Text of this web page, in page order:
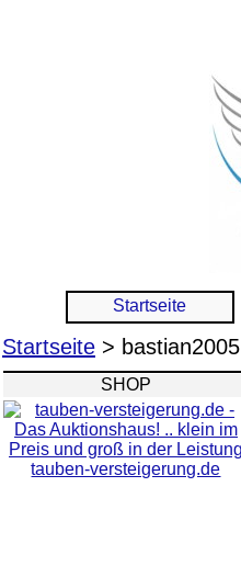
Startseite
Startseite > bastian2005
SHOP
tauben-versteigerung.de